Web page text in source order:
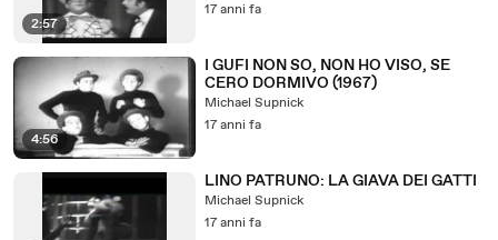
2:57
17 anni fa
4:56
I GUFI NON SO, NON HO VISO, SE
CERO DORMIVO (1967)
Michael Supnick
17 anni fa
LINO PATRUNO: LA GIAVA DEI GATTI
Michael Supnick
17 anni fa